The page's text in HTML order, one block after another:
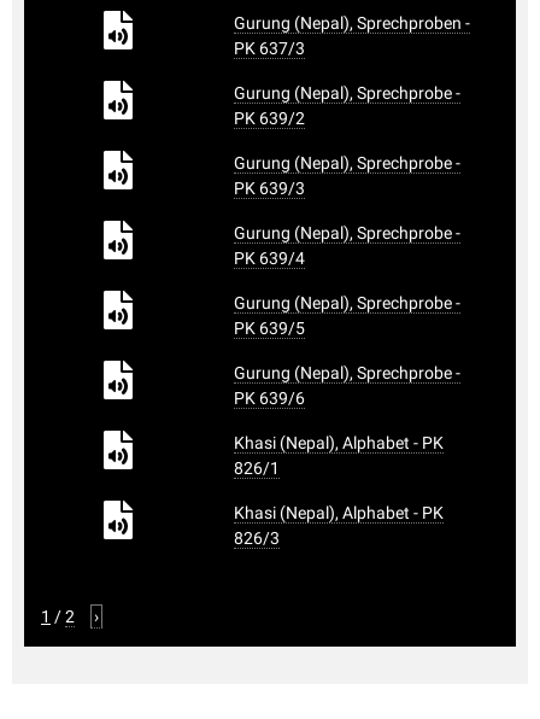
Gurung (Nepal), Sprechproben -
PK 637/3
Gurung (Nepal), Sprechprobe -
PK 639/2
Gurung (Nepal), Sprechprobe -
PK 639/3
Gurung (Nepal), Sprechprobe -
PK 639/4
Gurung (Nepal), Sprechprobe -
PK 639/5
Gurung (Nepal), Sprechprobe -
PK 639/6
Khasi (Nepal), Alphabet - PK
826/1
Khasi (Nepal), Alphabet - PK
826/3
1 /2 ›